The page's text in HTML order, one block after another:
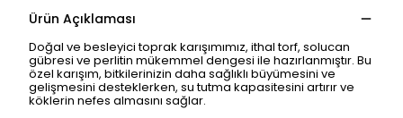
Ürün Açıklaması
Doğal ve besleyici toprak karışımımız, ithal torf, solucan
gübresi ve perlitin mükemmel dengesi ile hazırlanmıştır. Bu
özel karışım, bitkilerinizin daha sağlıklı büyümesini ve
gelişmesini desteklerken, su tutma kapasitesini artırır ve
köklerin nefes almasını sağlar.